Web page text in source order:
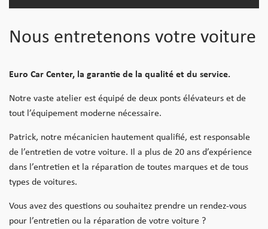
Nous entretenons votre voiture
Euro Car Center, la garantie de la qualité et du service.
Notre vaste atelier est équipé de deux ponts élévateurs et de
tout l’équipement moderne nécessaire.
Patrick, notre mécanicien hautement qualifié, est responsable
de l’entretien de votre voiture. Il a plus de 20 ans d’expérience
dans l’entretien et la réparation de toutes marques et de tous
types de voitures.
Vous avez des questions ou souhaitez prendre un rendez-vous
pour l’entretien ou la réparation de votre voiture ?